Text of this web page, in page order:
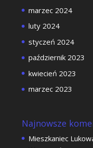
marzec 2024
luty 2024
styczeń 2024
październik 2023
kwiecień 2023
marzec 2023
Najnowsze
Mieszkaniec